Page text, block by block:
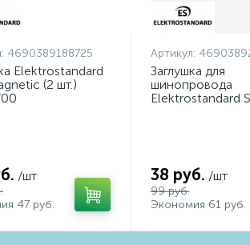
4690389188725
Elektrostandard
(2 шт.)
/шт
47 руб.
Артикул:
Заглушка для
шинопровода
Elektrostandard
38 руб. /шт
99 руб.
Экономия 61 руб.